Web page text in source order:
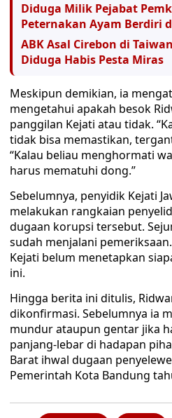
Diduga Milik Pejabat
Peternakan Ayam Berdiri
ABK Asal Cirebon di
Diduga Habis Pesta Miras
Meskipun demikian, ia
mengetahui apakah besok
panggilan Kejati atau tidak.
tidak bisa memastikan,
“Kalau beliau menghormati
harus mematuhi dong.”
Sebelumnya, penyidik Kejati
melakukan rangkaian
dugaan korupsi tersebut.
sudah menjalani
Kejati belum menetapkan
ini.
Hingga berita ini ditulis,
dikonfirmasi. Sebelumnya ia
mundur ataupun gentar jika
panjang-lebar di hadapan
Barat ihwal dugaan
Pemerintah Kota Bandung